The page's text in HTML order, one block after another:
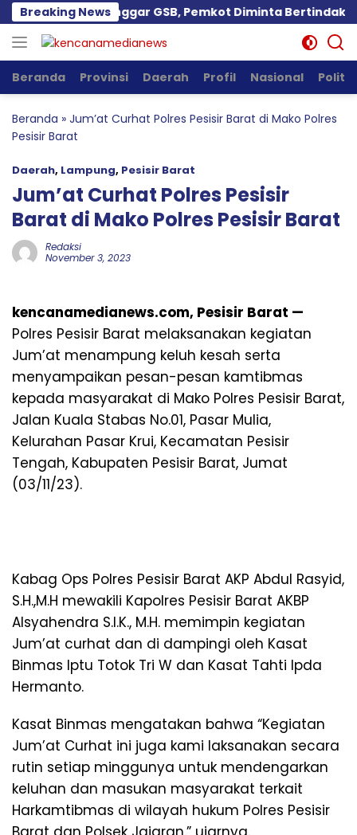
Langsung
ke
konten
Breaking News
Diduga Langgar GSB, Pemkot Diminta Bertindak
Beranda Provinsi Daerah Profil Nasional Politik
Beranda » Jum’at Curhat Polres Pesisir Barat di Mako Polres
Pesisir Barat
Daerah, Lampung, Pesisir Barat
Jum’at Curhat Polres Pesisir
Barat di Mako Polres Pesisir Barat
Redaksi
November 3, 2023
kencanamedianews.com, Pesisir Barat —
Polres Pesisir Barat melaksanakan kegiatan
Jum’at menampung keluh kesah serta
menyampaikan pesan-pesan kamtibmas
kepada masyarakat di Mako Polres Pesisir Barat,
Jalan Kuala Stabas No.01, Pasar Mulia,
Kelurahan Pasar Krui, Kecamatan Pesisir
Tengah, Kabupaten Pesisir Barat, Jumat
(03/11/23).
Kabag Ops Polres Pesisir Barat AKP Abdul Rasyid,
S.H.,M.H mewakili Kapolres Pesisir Barat AKBP
Alsyahendra S.I.K., M.H. memimpin kegiatan
Jum’at curhat dan di dampingi oleh Kasat
Binmas Iptu Totok Tri W dan Kasat Tahti Ipda
Hermanto.
Kasat Binmas mengatakan bahwa “Kegiatan
Jum’at Curhat ini juga kami laksanakan secara
rutin setiap minggunya untuk mendengarkan
keluhan dan masukan masyarakat terkait
Harkamtibmas di wilayah hukum Polres Pesisir